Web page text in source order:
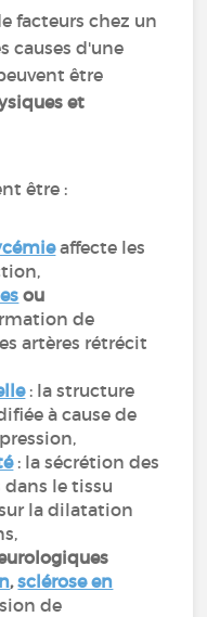
facteurs chez un
causes d'une
être
et
être :
affecte les
ou
de
artères rétrécit
: la structure
à cause de
: la sécrétion des
le tissu
la dilatation
,sclérose en
de